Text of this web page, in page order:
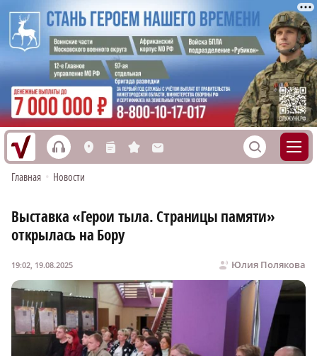
h L n s M S
Главная • Новости
Выставка «Герои тыла. Страницы памяти»
открылась на Бору
Юлия Полякова
19:02, 19.08.2025